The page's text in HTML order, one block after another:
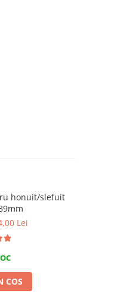
honuit/slefuit
Lei
COS